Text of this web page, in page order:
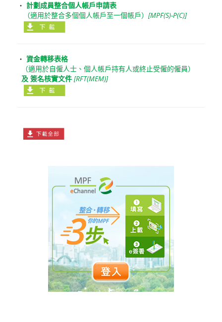
‧ 計劃成員整合個人帳戶申請表
（適用於整合多個個人帳戶至一個帳戶） [MPF(S)-P(C)]
‧ 資金轉移表格
（適用於自僱人士、個人帳戶持有人或終止受僱的僱員）
及 簽名核實文件 [RFT(MEM)]